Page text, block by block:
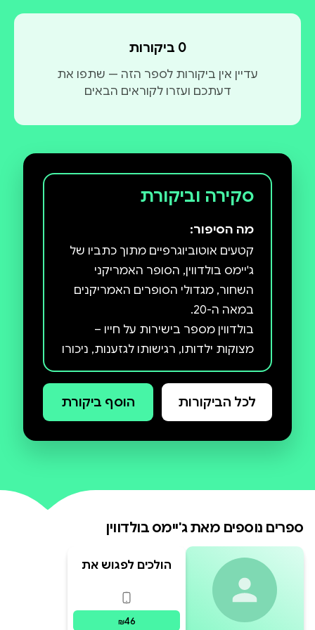
0 ביקורות
עדיין אין ביקורות לספר הזה — שתפו את
דעתכם ועזרו לקוראים הבאים
סקירה וביקורת
מה הסיפור:
קטעים אוטוביוגרפיים מתוך כתביו של
ג'יימס בולדווין, הסופר האמריקני
השחור, מגדולי הסופרים האמריקנים
בולדווין מספר בישירות על חייו –
מצוקות ילדותו, רגישותו לגזענות, ניכורו
האינטלקטואלי והיותו שונה. בסיפורים
שזורים בעוצמה הקונפליקטים שחווה
והתובנות החברתיות והתרבותיות
לכל הביקורות הוסף ביקורת
ספרים נוספים מאתג'יימס בולדווין
הולכים לפגוש את
פורמטים זמינים
₪46